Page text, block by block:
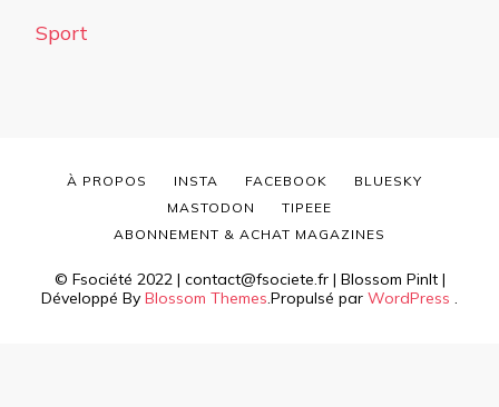
Sport
© Fsociété 2022 | contact@fsociete.fr | Blossom PinIt |
Développé By Blossom Themes.Propulsé par WordPress .
À PROPOS INSTA FACEBOOK
BLUESKY
MASTODON
TIPEEE
ABONNEMENT & ACHAT MAGAZINES